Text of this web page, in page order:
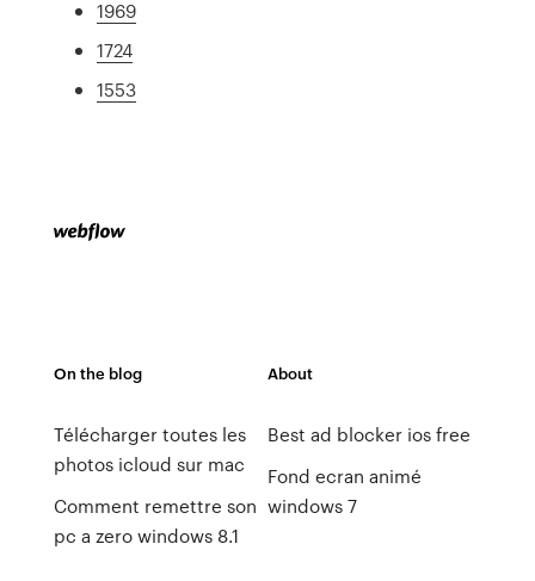
1969
1724
1553
On the blog
Télécharger toutes les
photos icloud sur mac
Comment remettre son
pc a zero windows 8.1
About
Best ad blocker ios free
Fond ecran animé
windows 7